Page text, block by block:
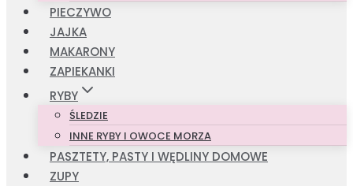
PIECZYWO
JAJKA
MAKARONY
ZAPIEKANKI
RYBY
ŚLEDZIE
INNE RYBY I OWOCE MORZA
PASZTETY, PASTY I WĘDLINY DOMOWE
ZUPY